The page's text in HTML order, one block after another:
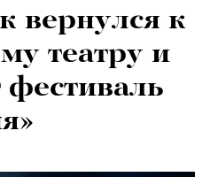
вернулся к
театру и